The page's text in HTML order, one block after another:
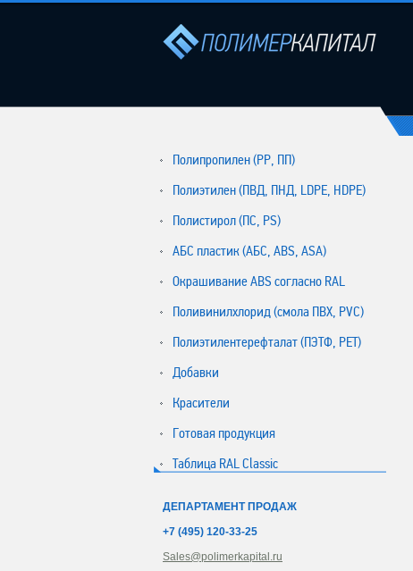
Полипропилен (РР, ПП)
Полиэтилен (ПВД, ПНД, LDPE, HDPE)
Полистирол (ПС, PS)
АБС пластик (АБС, ABS, ASA)
Окрашивание ABS согласно RAL
Поливинилхлорид (смола ПВХ, PVC)
Полиэтилентерефталат (ПЭТФ, PET)
Добавки
Красители
Готовая продукция
Таблица RAL Classic
ДЕПАРТАМЕНТ ПРОДАЖ
+7 (495) 120-33-25
Sales@polimerkapital.ru